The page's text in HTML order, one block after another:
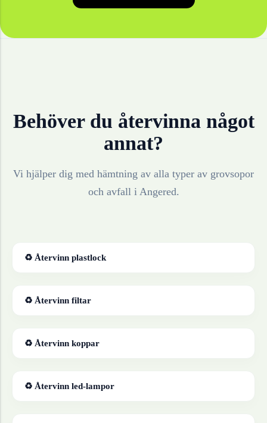
Behöver du återvinna något
annat?
Vi hjälper dig med hämtning av alla typer av grovsopor
och avfall i Angered.
♻ Återvinn plastlock
♻ Återvinn filtar
♻ Återvinn koppar
♻ Återvinn led-lampor